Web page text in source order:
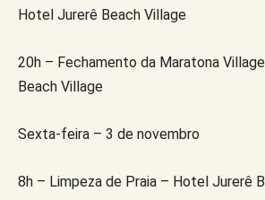
Hotel Jurerê Beach Village
20h – Fechamento da Maratona
Beach Village
Sexta-feira – 3 de novembro
8h – Limpeza de Praia – Hotel Jurerê